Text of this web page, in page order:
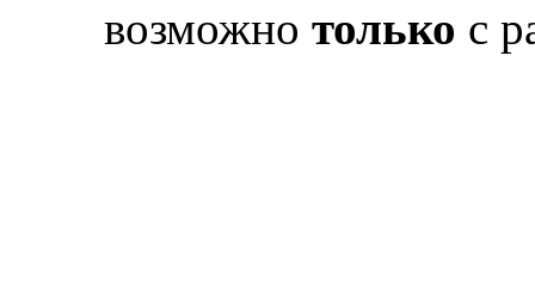
возможно только с